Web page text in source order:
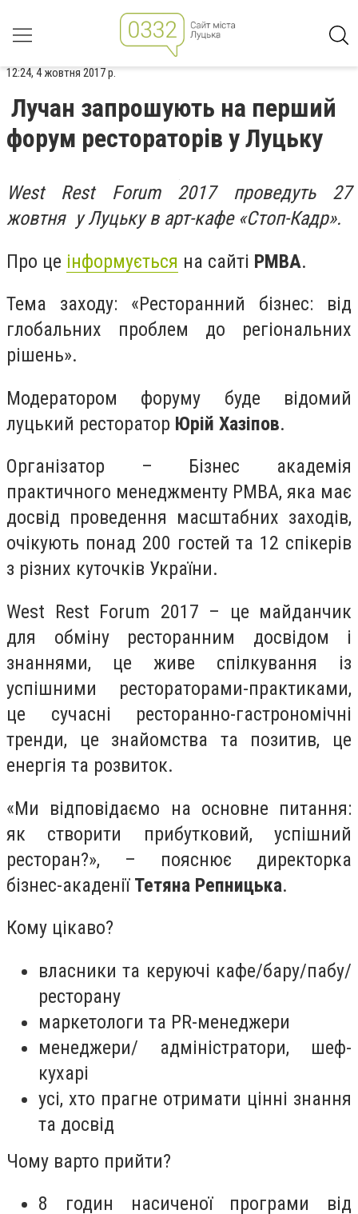
12:24, 4 жовтня 2017 р.
Лучан запрошують на перший
форум рестораторів у Луцьку
West Rest Forum 2017 проведуть 27
жовтня у Луцьку в арт-кафе «Стоп-Кадр».
Про це інформується на сайті РМВА.
Тема заходу: «Ресторанний бізнес: від
глобальних проблем до регіональних
рішень».
Модератором форуму буде відомий
луцький ресторатор Юрій Хазіпов.
Організатор – Бізнес академія
практичного менеджменту РМВА, яка має
досвід проведення масштабних заходів,
очікують понад 200 гостей та 12 спікерів
з різних куточків України.
West Rest Forum 2017 – це майданчик
для обміну ресторанним досвідом і
знаннями, це живе спілкування із
успішними рестораторами-практиками,
це сучасні ресторанно-гастрономічні
тренди, це знайомства та позитив, це
енергія та розвиток.
«Ми відповідаємо на основне питання:
як створити прибутковий, успішний
ресторан?»​, – пояснює директорка
бізнес-акаденії Тетяна Репницька.
Кому цікаво?
власники та керуючі кафе/бару/пабу/
ресторану
маркетологи та PR-менеджери
менеджери/ адміністратори, шеф-
кухарі
усі, хто прагне отримати цінні знання
та досвід
Чому варто прийти?
8 годин насиченої програми від